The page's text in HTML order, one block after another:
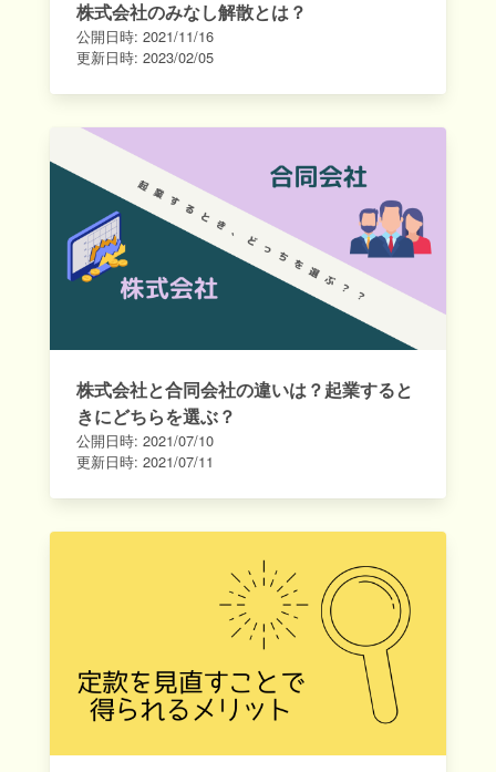
株式会社のみなし解散とは？
公開日時: 2021/11/16
更新日時: 2023/02/05
株式会社と合同会社の違いは？起業すると
きにどちらを選ぶ？
公開日時: 2021/07/10
更新日時: 2021/07/11